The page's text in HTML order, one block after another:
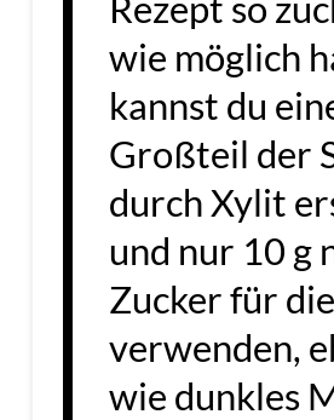
wie möglich
kannst du
Großteil der
durch Xylit
und nur 10 g
Zucker für
verwenden,
wie dunkles